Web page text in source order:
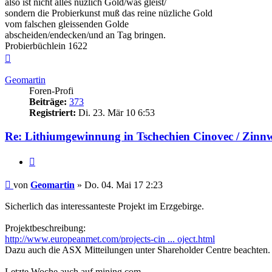
also ist nicht alles nüzlich Gold/was gleist/
sondern die Probierkunst muß das reine nüzliche Gold
vom falschen gleissenden Golde
abscheiden/endecken/und an Tag bringen.
Probierbüchlein 1622
Geomartin
Foren-Profi
Beiträge: 373
Registriert: Di. 23. Mär 10 6:53
Re: Lithiumgewinnung in Tschechien Cinovec /
Beitrag
von Geomartin » Do. 04. Mai 17 2:23
Sicherlich das interessanteste Projekt im Erzgebirge.
Projektbeschreibung:
http://www.europeanmet.com/projects-cin ... oject.html
Dazu auch die ASX Mitteilungen unter Shareholder Centre beachten.